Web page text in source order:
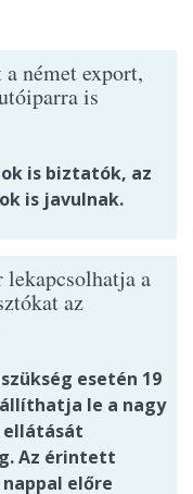
német export,
is
is biztatók, az
is javulnak.
lekapcsolhatja a
az
esetén 19
le a nagy
Az érintett
előre